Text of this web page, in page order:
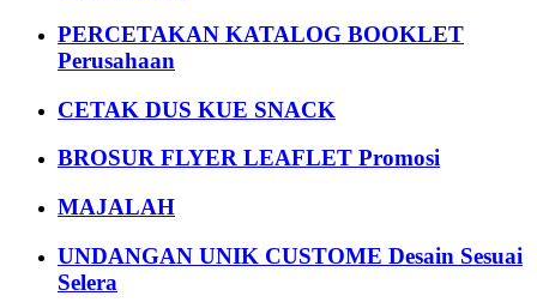
PERCETAKAN KATALOG BOOKLET
Perusahaan
CETAK DUS KUE SNACK
BROSUR FLYER LEAFLET Promosi
MAJALAH
UNDANGAN UNIK CUSTOME Desain Sesuai
Selera